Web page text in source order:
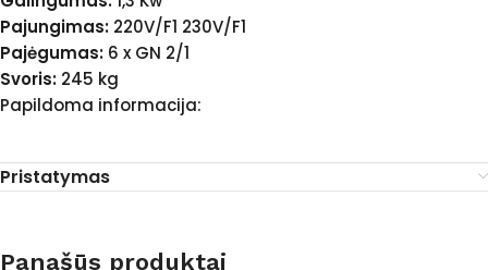
Pajungimas: 220V/F1 230V/F1
Pajėgumas: 6 x GN 2/1
Svoris: 245 kg
Papildoma informacija:
Pristatymas
Panašūs produktai